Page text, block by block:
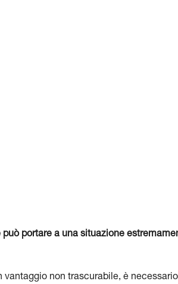
portare a una situazione
vantaggio non trascurabile, è necessario